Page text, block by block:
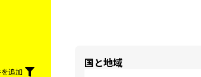
追加
国と地域